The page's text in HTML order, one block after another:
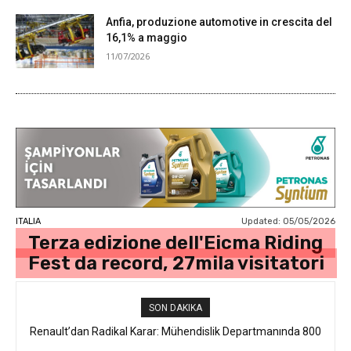
Anfia, produzione automotive in crescita del
16,1% a maggio
11/07/2026